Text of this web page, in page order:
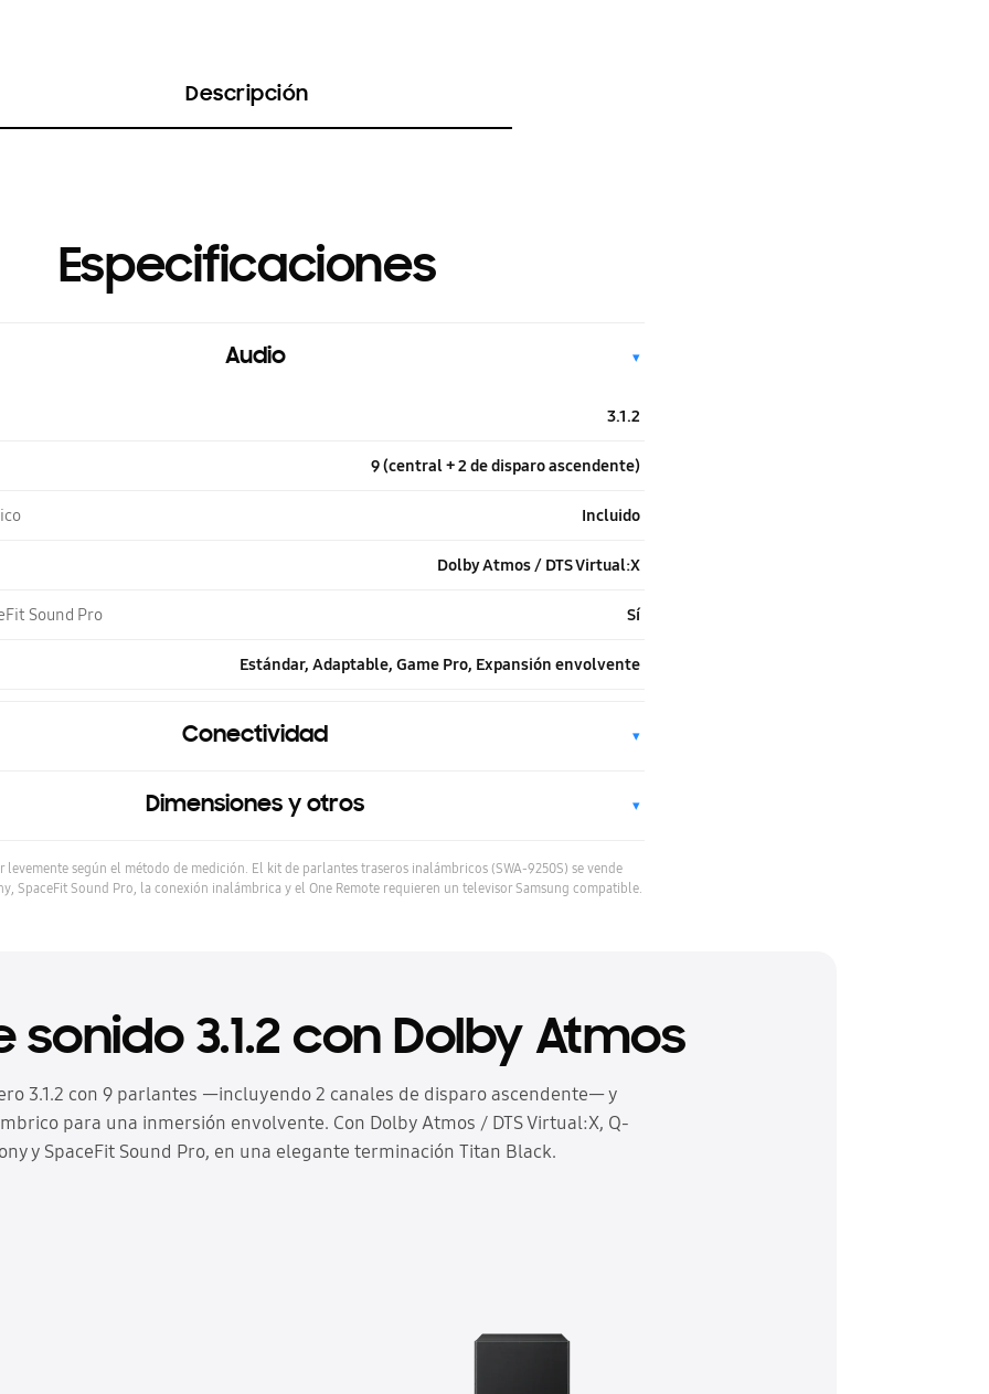
Descripción
Especificaciones
Audio ▾
3.1.2
9 (central + 2 de disparo ascendente)
Incluido
Dolby Atmos / DTS Virtual:X
Sound Pro Sí
Estándar, Adaptable, Game Pro, Expansión envolvente
Conectividad ▾
Dimensiones y otros ▾
levemente según el método de medición. El kit de parlantes traseros inalámbricos (SWA-9250S) se vende
SpaceFit Sound Pro, la conexión inalámbrica y el One Remote requieren un televisor Samsung compatible.
sonido 3.1.2 con Dolby Atmos
3.1.2 con 9 parlantes —incluyendo 2 canales de disparo ascendente— y
para una inmersión envolvente. Con Dolby Atmos / DTS Virtual:X, Q-
y SpaceFit Sound Pro, en una elegante terminación Titan Black.